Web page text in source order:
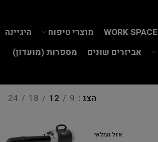
מוצרי טיפוח היגיינה
אביזרים שונים מספרות (מועדון)
הצג 9
12
18
24
אזל המלאי